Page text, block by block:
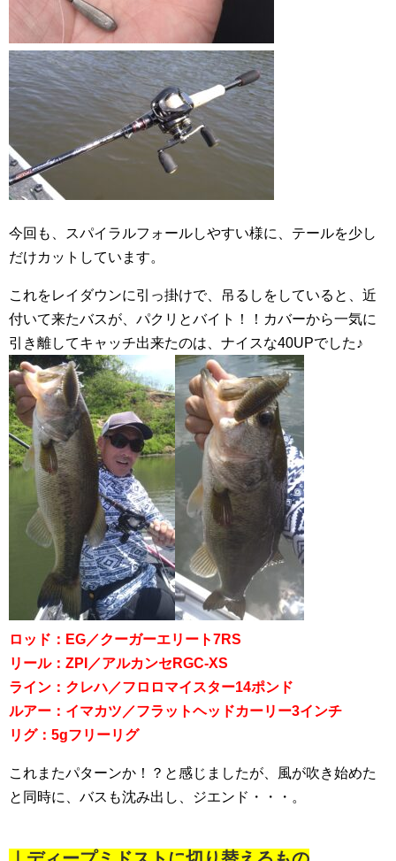
今回も、スパイラルフォールしやすい様に、テールを少し
だけカットしています。
これをレイダウンに引っ掛けで、吊るしをしていると、近
付いて来たバスが、パクリとバイト！！カバーから一気に
引き離してキャッチ出来たのは、ナイスな40UPでした♪
ロッド：EG／クーガーエリート7RS
リール：ZPI／アルカンセRGC-XS
ライン：クレハ／フロロマイスター14ポンド
ルアー：イマカツ／フラットヘッドカーリー3インチ
リグ：5gフリーリグ
これまたパターンか！？と感じましたが、風が吹き始めた
と同時に、バスも沈み出し、ジエンド・・・。